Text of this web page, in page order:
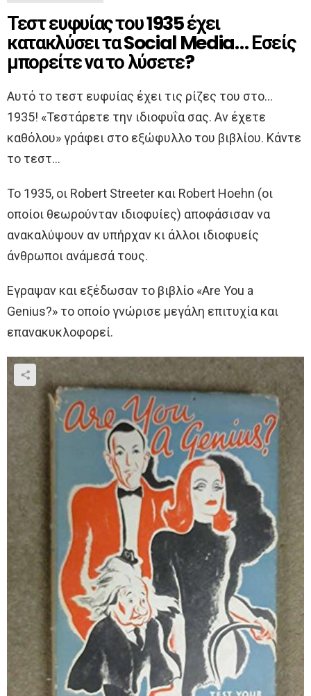
Τεστ ευφυίας του 1935 έχει
κατακλύσει τα Social Media… Εσείς
μπορείτε να το λύσετε?
Αυτό το τεστ ευφυίας έχει τις ρίζες του στο…
1935! «Τεστάρετε την ιδιοφυΐα σας. Αν έχετε
καθόλου» γράφει στο εξώφυλλο του βιβλίου. Κάντε
τo τεστ…
Το 1935, οι Robert Streeter και Robert Hoehn (οι
οποίοι θεωρούνταν ιδιοφυίες) αποφάσισαν να
ανακαλύψουν αν υπήρχαν κι άλλοι ιδιοφυείς
άνθρωποι ανάμεσά τους.
Εγραψαν και εξέδωσαν το βιβλίο «Are You a
Genius?» το οποίο γνώρισε μεγάλη επιτυχία και
επανακυκλοφορεί.